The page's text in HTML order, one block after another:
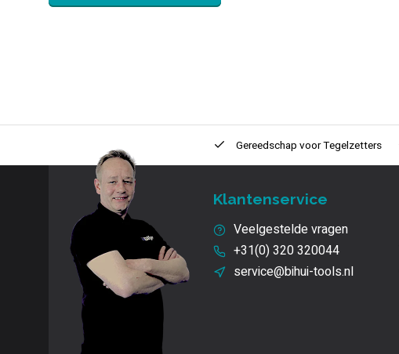
Innovatie Gereedschap voorTegelzetters
Klantenservice
Veelgestelde vragen
+31(0) 320 320044
service@bihui-tools.nl